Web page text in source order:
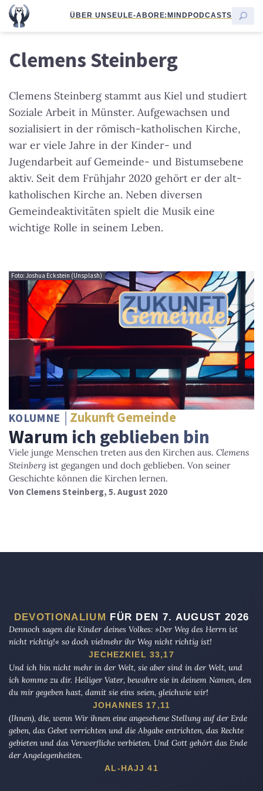
ÜBER UNSEULE-ABORE:MINDPODCASTS
Clemens Steinberg
Clemens Steinberg stammt aus Kiel und studiert
Soziale Arbeit in Münster. Aufgewachsen und
sozialisiert in der römisch-katholischen Kirche,
war er viele Jahre in der Kinder- und
Jugendarbeit auf Gemeinde- und Bistumsebene
aktiv. Seit dem Frühjahr 2020 gehört er der alt-
katholischen Kirche an. Neben diversen
Gemeindeaktivitäten spielt die Musik eine
wichtige Rolle in seinem Leben.
Foto: Joshua Eckstein (Unsplash)
KOLUMNE Zukunft Gemeinde
Warum ich geblieben bin
Viele junge Menschen treten aus den Kirchen aus. Clemens
Steinberg ist gegangen und doch geblieben. Von seiner
Geschichte können die Kirchen lernen.
Von Clemens Steinberg, 5. August 2020
DEVOTIONALIUM FÜR DEN 7. AUGUST 2026
Dennoch sagen die Kinder deines Volkes: »Der Weg des Herrn ist
nicht richtig!« so doch vielmehr ihr Weg nicht richtig ist!
JECHEZKIEL 33,17
Und ich bin nicht mehr in der Welt, sie aber sind in der Welt, und
ich komme zu dir. Heiliger Vater, bewahre sie in deinem Namen, den
du mir gegeben hast, damit sie eins seien, gleichwie wir!
JOHANNES 17,11
(Ihnen), die, wenn Wir ihnen eine angesehene Stellung auf der Erde
geben, das Gebet verrichten und die Abgabe entrichten, das Rechte
gebieten und das Verwerfliche verbieten. Und Gott gehört das Ende
der Angelegenheiten.
AL-HAJJ 41